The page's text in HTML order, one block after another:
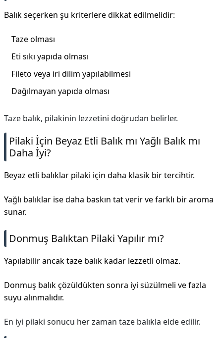
Balık seçerken şu kriterlere dikkat edilmelidir:
Taze olması
Eti sıkı yapıda olması
Fileto veya iri dilim yapılabilmesi
Dağılmayan yapıda olması
Taze balık, pilakinin lezzetini doğrudan belirler.
Pilaki İçin Beyaz Etli Balık mı Yağlı Balık mı
Daha İyi?
Beyaz etli balıklar pilaki için daha klasik bir tercihtir.
Yağlı balıklar ise daha baskın tat verir ve farklı bir aroma
sunar.
Donmuş Balıktan Pilaki Yapılır mı?
Yapılabilir ancak taze balık kadar lezzetli olmaz.
Donmuş balık çözüldükten sonra iyi süzülmeli ve fazla
suyu alınmalıdır.
En iyi pilaki sonucu her zaman taze balıkla elde edilir.